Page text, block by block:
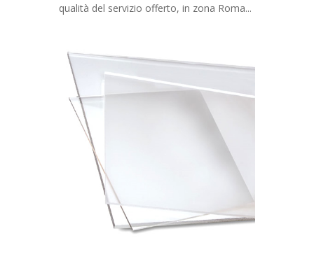
qualità del servizio offerto, in zona Roma...